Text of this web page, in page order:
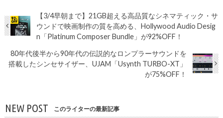
【3/4早朝まで】21GB超える高品質なシネマティック・サ
ウンドで映画制作の質を高める、Hollywood Audio Desig
n「Platinum Composer Bundle」が92%OFF！
80年代後半から90年代の伝説的なロンプラーサウンドを
搭載したシンセサイザー、UJAM「Usynth TURBO-XT」
が75%OFF！
NEW POST このライターの最新記事